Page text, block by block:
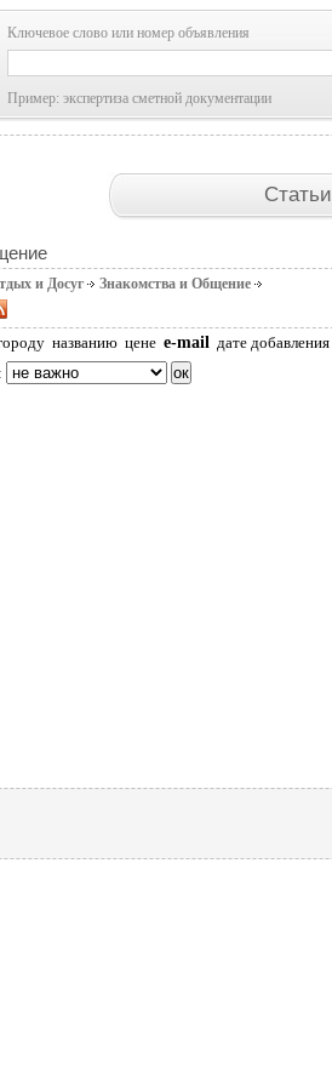
Ключевое слово или номер объявления
Пример: экспертиза сметной документации
Статьи
и Досуг Знакомства и Общение
названию цене e-mail дате добавления